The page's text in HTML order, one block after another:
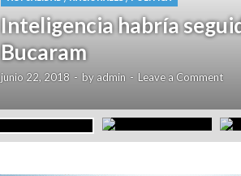
Inteligencia habría
Bucaram
junio 22, 2018 - byadmin - Leave a Comment